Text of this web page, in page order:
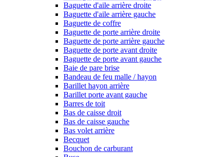
Baguette d'aile arrière droite
Baguette d'aile arrière gauche
Baguette de coffre
Baguette de porte arrière droite
Baguette de porte arrière gauche
Baguette de porte avant droite
Baguette de porte avant gauche
Baie de pare brise
Bandeau de feu malle / hayon
Barillet hayon arrière
Barillet porte avant gauche
Barres de toit
Bas de caisse droit
Bas de caisse gauche
Bas volet arrière
Becquet
Bouchon de carburant